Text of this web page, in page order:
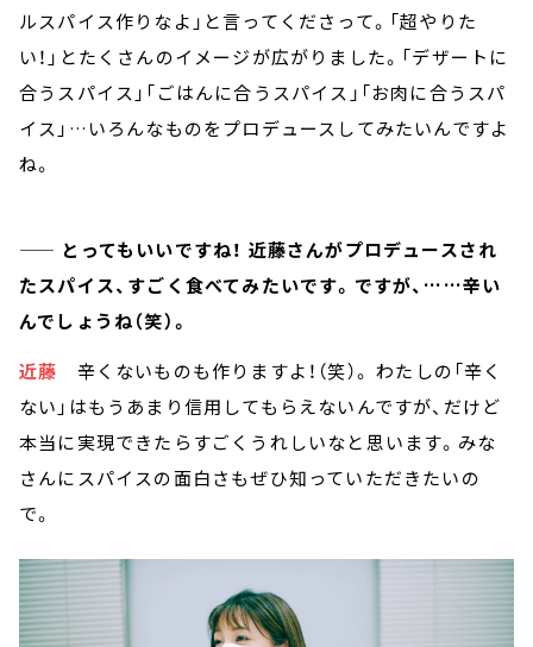
ルスパイス作りなよ」と言ってくださって。「超やりた
い！」とたくさんのイメージが広がりました。「デザートに
合うスパイス」「ごはんに合うスパイス」「お肉に合うスパ
イス」…いろんなものをプロデュースしてみたいんですよ
ね。
—— とってもいいですね！ 近藤さんがプロデュースされ
たスパイス、すごく食べてみたいです。ですが、……辛い
んでしょうね（笑）。
近藤 辛くないものも作りますよ！（笑）。 わたしの「辛く
ない」はもうあまり信用してもらえないんですが、だけど
本当に実現できたらすごくうれしいなと思います。みな
さんにスパイスの面白さもぜひ知っていただきたいの
で。